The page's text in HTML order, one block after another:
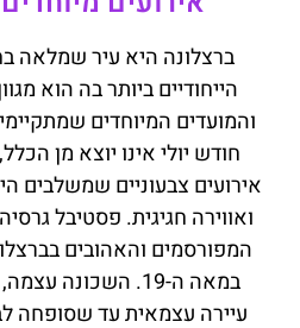
ברצלונה היא עיר שמלאה
הייחודיים ביותר בה הוא
והמועדים המיוחדים
חודש יולי אינו יוצא מן
אירועים צבעוניים שמשלבים
ואווירה חגיגית. פסטיבל
המפורסמים והאהובים